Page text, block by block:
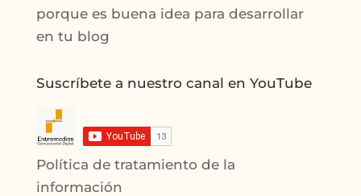
porque es buena idea para desarrollar
en tu blog
Suscríbete a nuestro canal en YouTube
Política de tratamiento de la
información